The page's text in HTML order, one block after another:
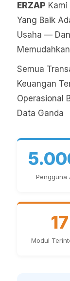
ERZAP
Yang Baik
Usaha —
Semua
Keuangan
Operasional
Data Ganda
Pengguna
17
Modul